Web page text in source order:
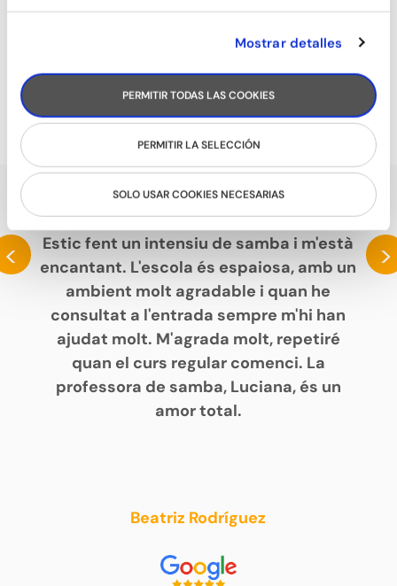
Mostrar detalles
PERMITIR TODAS LAS COOKIES
PERMITIR LA SELECCIÓN
SOLO USAR COOKIES NECESARIAS
COMERCIAL DANCE
PARLEN DE NOSALTRES
<
Estic fent un intensiu de samba i m'està
encantant. L'escola és espaiosa, amb un
ambient molt agradable i quan he
consultat a l'entrada sempre m'hi han
ajudat molt. M'agrada molt, repetiré
quan el curs regular comenci. La
professora de samba, Luciana, és un
amor total.
Beatriz Rodríguez
>